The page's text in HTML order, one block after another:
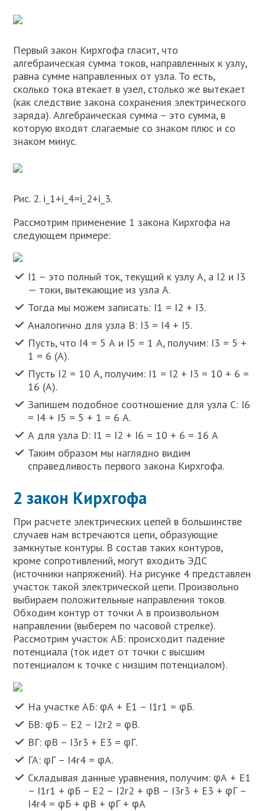
Первый закон Кирхгофа гласит, что
алгебраическая сумма токов, направленных к узлу,
равна сумме направленных от узла. То есть,
сколько тока втекает в узел, столько же вытекает
(как следствие закона сохранения электрического
заряда). Алгебраическая сумма – это сумма, в
которую входят слагаемые со знаком плюс и со
знаком минус.
Рис. 2. i_1+i_4=i_2+i_3.
Рассмотрим применение 1 закона Кирхгофа на
следующем примере:
I1 – это полный ток, текущий к узлу А, а I2 и I3
— токи, вытекающие из узла А.
Тогда мы можем записать: I1 = I2 + I3.
Аналогично для узла B: I3 = I4 + I5.
Пусть, что I4 = 5 А и I5 = 1 А, получим: I3 = 5 +
1 = 6 (А).
Пусть I2 = 10 А, получим: I1 = I2 + I3 = 10 + 6 =
16 (А).
Запишем подобное соотношение для узла C: I6
= I4 + I5 = 5 + 1 = 6 А.
А для узла D: I1 = I2 + I6 = 10 + 6 = 16 А
Таким образом мы наглядно видим
справедливость первого закона Кирхгофа.
2 закон Кирхгофа
При расчете электрических цепей в большинстве
случаев нам встречаются цепи, образующие
замкнутые контуры. В состав таких контуров,
кроме сопротивлений, могут входить ЭДС
(источники напряжений). На рисунке 4 представлен
участок такой электрической цепи. Произвольно
выбираем положительные направления токов.
Обходим контур от точки А в произвольном
направлении (выберем по часовой стрелке).
Рассмотрим участок АБ: происходит падение
потенциала (ток идет от точки с высшим
потенциалом к точке с низшим потенциалом).
На участке АБ: φА + E1 – I1r1 = φБ.
БВ: φБ – E2 – I2r2 = φВ.
ВГ: φВ – I3r3 + E3 = φГ.
ГА: φГ – I4r4 = φА.
Складывая данные уравнения, получим: φА + E1
– I1r1 + φБ – E2 – I2r2 + φВ – I3r3 + E3 + φГ –
I4r4 = φБ + φВ + φГ + φА